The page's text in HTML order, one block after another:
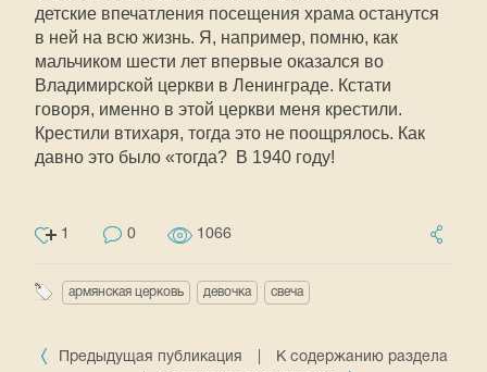
детские впечатления посещения храма останутся
в ней на всю жизнь. Я, например, помню, как
мальчиком шести лет впервые оказался во
Владимирской церкви в Ленинграде. Кстати
говоря, именно в этой церкви меня крестили.
Крестили втихаря, тогда это не поощрялось. Как
давно это было «тогда? В 1940 году!
1 0 1066
армянская церковь девочка свеча
Предыдущая публикация
К содержанию раздела